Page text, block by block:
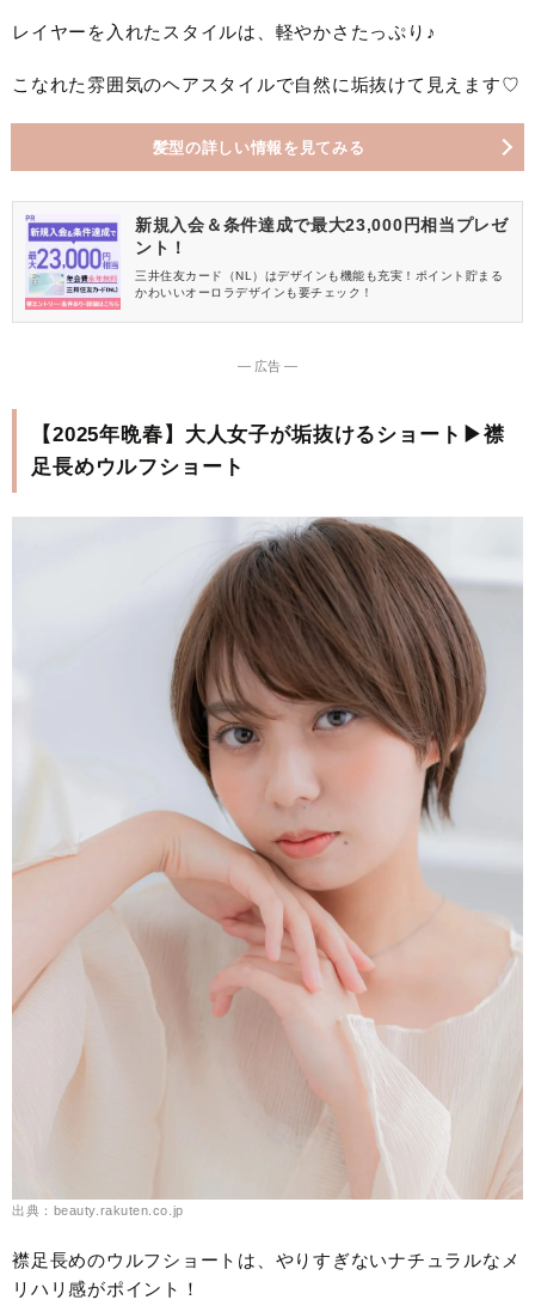
レイヤーを入れたスタイルは、軽やかさたっぷり♪
こなれた雰囲気のヘアスタイルで自然に垢抜けて見えます♡
髪型の詳しい情報を見てみる
新規入会＆条件達成で最大23,000円相当プレゼ
ント！
三井住友カード（NL）はデザインも機能も充実！ポイント貯まる
かわいいオーロラデザインも要チェック！
― 広告 ―
【2025年晩春】大人女子が垢抜けるショート▶襟
足長めウルフショート
出典：beauty.rakuten.co.jp
襟足長めのウルフショートは、やりすぎないナチュラルなメ
リハリ感がポイント！